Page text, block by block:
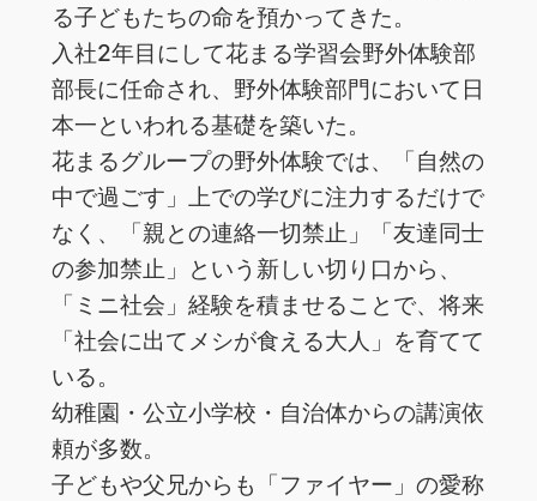
る子どもたちの命を預かってきた。
入社2年目にして花まる学習会野外体験部
部長に任命され、野外体験部門において日
本一といわれる基礎を築いた。
花まるグループの野外体験では、「自然の
中で過ごす」上での学びに注力するだけで
なく、「親との連絡一切禁止」「友達同士
の参加禁止」という新しい切り口から、
「ミニ社会」経験を積ませることで、将来
「社会に出てメシが食える大人」を育てて
いる。
幼稚園・公立小学校・自治体からの講演依
頼が多数。
子どもや父兄からも「ファイヤー」の愛称